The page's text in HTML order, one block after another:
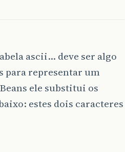
ascii… deve ser algo
para representar um
ele substitui os
estes dois caracteres